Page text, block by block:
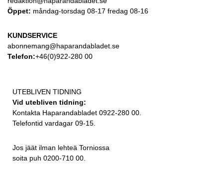
Öppet: måndag-torsdag 08-17 fredag 08-16
KUNDSERVICE
abonnemang@haparandabladet.se
Telefon:+46(0)922-280 00
UTEBLIVEN TIDNING
Vid utebliven tidning:
Kontakta Haparandabladet 0922-280 00.
Telefontid vardagar 09-15.
Jos jäät ilman lehteä Torniossa
soita puh 0200-710 00.